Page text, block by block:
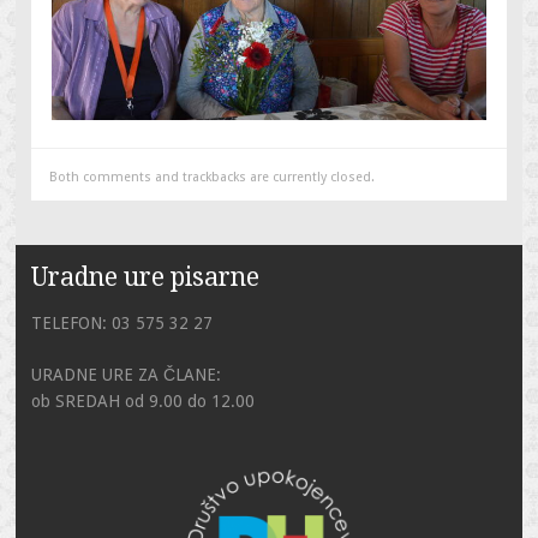
Both comments and trackbacks are currently closed.
Uradne ure pisarne
TELEFON: 03 575 32 27
URADNE URE ZA ČLANE:
ob SREDAH od 9.00 do 12.00